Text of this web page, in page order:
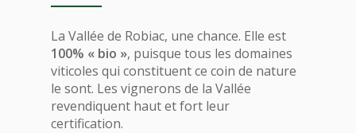
La Vallée de Robiac, une chance. Elle est
100% « bio », puisque tous les domaines
viticoles qui constituent ce coin de nature
le sont. Les vignerons de la Vallée
revendiquent haut et fort leur
certification.